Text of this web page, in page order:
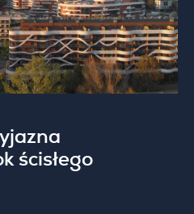
ścisłego